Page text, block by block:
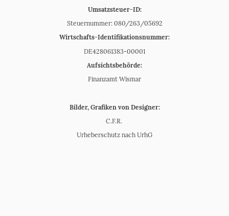
Umsatzsteuer-ID:
Steuernummer: 080/263/05692
Wirtschafts-Identifikationsnummer:
DE428061383-00001
Aufsichtsbehörde:
Finanzamt Wismar
Bilder, Grafiken von Designer:
C.F.R.
Urheberschutz nach UrhG